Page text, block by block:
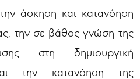
άσκηση και κατανόηση
την σε βάθος γνώση της
στη δημιουργική
την κατανόηση της